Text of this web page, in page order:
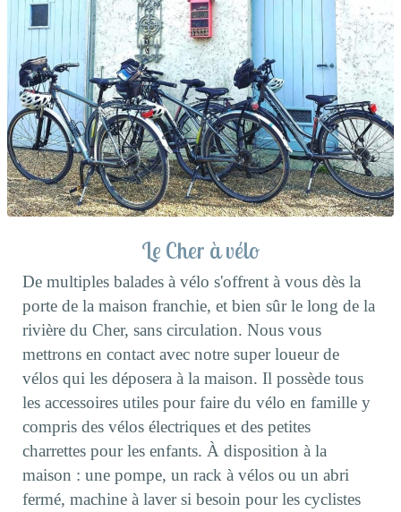
Le Cher à vélo
De multiples balades à vélo s'offrent à vous dès la
porte de la maison franchie, et bien sûr le long de la
rivière du Cher, sans circulation. Nous vous
mettrons en contact avec notre super loueur de
vélos qui les déposera à la maison. Il possède tous
les accessoires utiles pour faire du vélo en famille y
compris des vélos électriques et des petites
charrettes pour les enfants. À disposition à la
maison : une pompe, un rack à vélos ou un abri
fermé, machine à laver si besoin pour les cyclistes